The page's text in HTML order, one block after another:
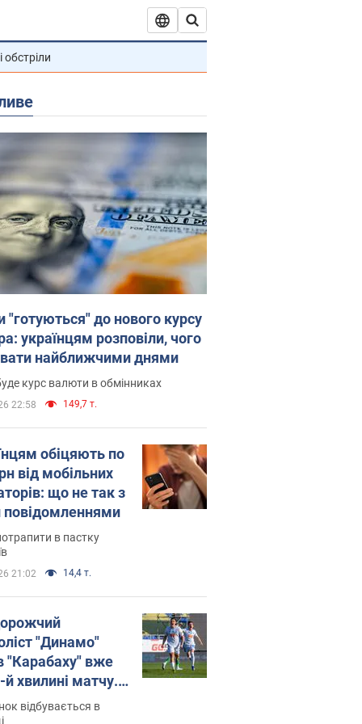
обстріли
"готуються" до нового курсу
українцям розповіли, чого
найближчими днями
курс валюти в обмінниках
22:58 149,7 т.
обіцяють по
від мобільних
що не так з
в пастку
21:02 14,4 т.
"Динамо"
"Карабаху" вже
й хвилині матчу.
відбувається в